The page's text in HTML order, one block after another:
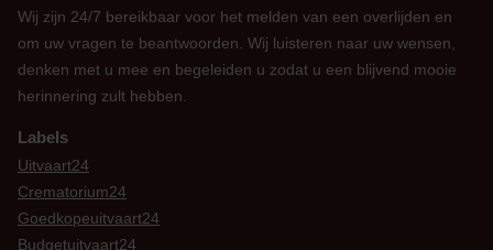
Wij zijn 24/7 bereikbaar voor het melden van een overlijden en
om uw vragen te beantwoorden. Wij luisteren naar uw wensen,
denken met u mee en begeleiden u zodat u een blijvend mooie
herinnering zult hebben.
Labels
Uitvaart24
Crematorium24
Goedkopeuitvaart24
Budgetuitvaart24